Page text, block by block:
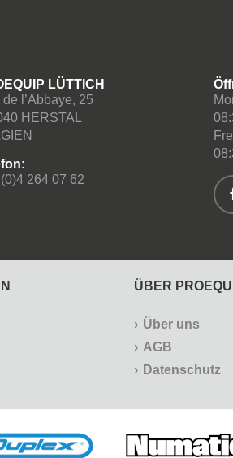
LÜTTICH
de l’Abbaye, 25
HERSTAL
264 07 62
ÜBER
Über uns
AGB
Datenschutz